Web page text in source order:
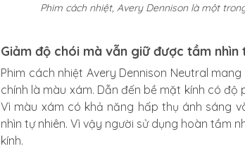
Phim cách nhiệt, Avery Dennison là một
Giảm độ chói mà vẫn giữ được tầm nhìn
Phim cách nhiệt Avery Dennison Neutral
chính là màu xám. Dẫn đến bề mặt kính có
Vì màu xám có khả năng hấp thụ ánh sáng
nhìn tự nhiên. Vì vậy người sử dụng hoàn tầm
kính.